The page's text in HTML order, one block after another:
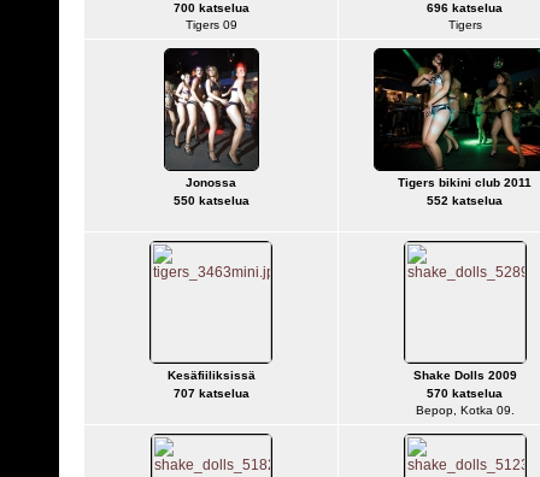
700 katselua
Tigers 09
696 katselua
Tigers
Jonossa
550 katselua
Tigers bikini club 2011
552 katselua
Kesäfiiliksissä
707 katselua
Shake Dolls 2009
570 katselua
Bepop, Kotka 09.